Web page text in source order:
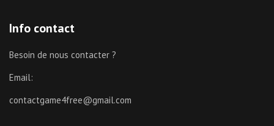
Info contact
Besoin de nous contacter ?
Email:
contactgame4free@gmail.com